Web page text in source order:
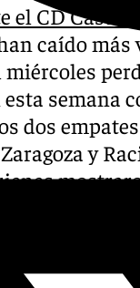
el CD
caído
miércoles
semana
dos
y